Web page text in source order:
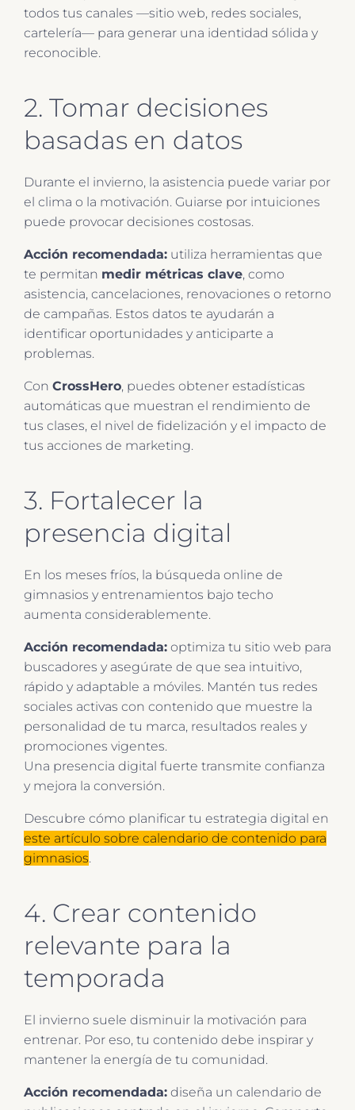
todos tus canales —sitio web, redes sociales,
cartelería— para generar una identidad sólida y
reconocible.
2. Tomar decisiones
basadas en datos
Durante el invierno, la asistencia puede variar por
el clima o la motivación. Guiarse por intuiciones
puede provocar decisiones costosas.
Acción recomendada: utiliza herramientas que
te permitan medir métricas clave, como
asistencia, cancelaciones, renovaciones o retorno
de campañas. Estos datos te ayudarán a
identificar oportunidades y anticiparte a
problemas.
Con CrossHero, puedes obtener estadísticas
automáticas que muestran el rendimiento de
tus clases, el nivel de fidelización y el impacto de
tus acciones de marketing.
3. Fortalecer la
presencia digital
En los meses fríos, la búsqueda online de
gimnasios y entrenamientos bajo techo
aumenta considerablemente.
Acción recomendada: optimiza tu sitio web para
buscadores y asegúrate de que sea intuitivo,
rápido y adaptable a móviles. Mantén tus redes
sociales activas con contenido que muestre la
personalidad de tu marca, resultados reales y
promociones vigentes.
Una presencia digital fuerte transmite confianza
y mejora la conversión.
Descubre cómo planificar tu estrategia digital en
este artículo sobre calendario de contenido para
gimnasios.
4. Crear contenido
relevante para la
temporada
El invierno suele disminuir la motivación para
entrenar. Por eso, tu contenido debe inspirar y
mantener la energía de tu comunidad.
Acción recomendada: diseña un calendario de